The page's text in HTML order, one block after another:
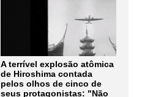
A terrível explosão atômica
de Hiroshima contada
pelos olhos de cinco de
seus protagonistas: "Não